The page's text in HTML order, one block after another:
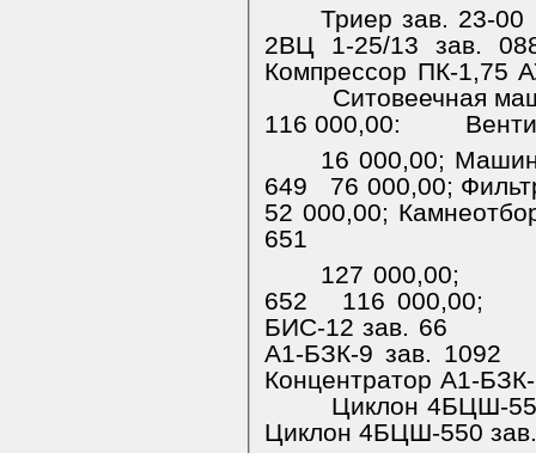
Триер зав. 23-00
2ВЦ 1-25/13 зав.
Компрессор ПК-1,75
Ситовеечная
116 000,00:
16 000,00;
649
76 000,00;
52 000,00;
651
127 000,00;
652
116 000,00;
БИС-12 зав. 66
А1-БЗК-9 зав. 1092
Концентратор А1-
Циклон 4БЦШ-
Циклон 4БЦШ-550